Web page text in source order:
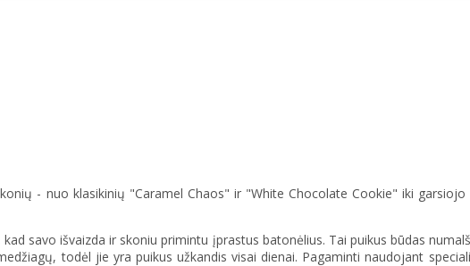
- nuo klasikinių "Caramel Chaos" ir "White Chocolate Cookie" iki
savo išvaizda ir skoniu primintu įprastus batonėlius. Tai puikus būdas
todėl jie yra puikus užkandis visai dienai. Pagaminti naudojant